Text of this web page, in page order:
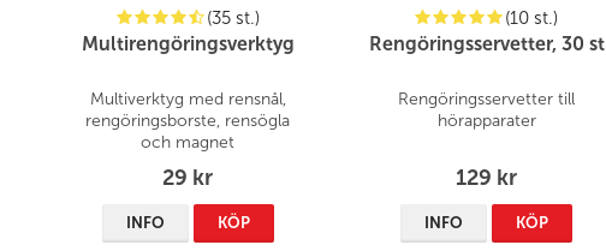
(35 st.)
Multirengöringsverktyg
Multiverktyg med rensnål,
rengöringsborste, rensögla
och magnet
29 kr
INFO KÖP
(10 st.)
Rengöringsservetter, 30 st
Rengöringsservetter till
hörapparater
129 kr
INFO KÖP